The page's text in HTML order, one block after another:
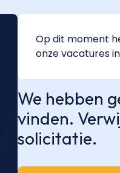
Op dit moment
onze vacatures in
We hebben
vinden.
solicitatie.